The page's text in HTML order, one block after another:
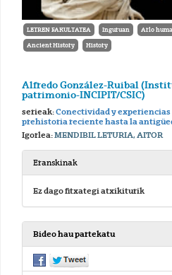
LETREN FAKULTATEA Inguruan Arlo
Ancient History History
Alfredo González-Ruibal
patrimonio-INCIPIT/CSIC)
serieak:Conectividad y
prehistoria reciente hasta la
Igorlea:MENDIBIL LETURIA, AITOR
Eranskinak
Ez dago fitxategi atxikiturik
Bideo hau partekatu